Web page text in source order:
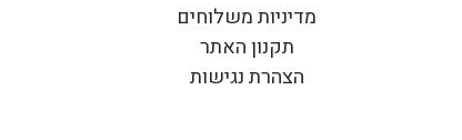
מדיניות משלוחים
תקנון האתר
הצהרת נגישות